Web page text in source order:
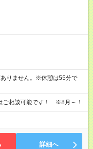
りません。※休憩は55分で
ご相談可能です！ ※8月～！
詳細へ